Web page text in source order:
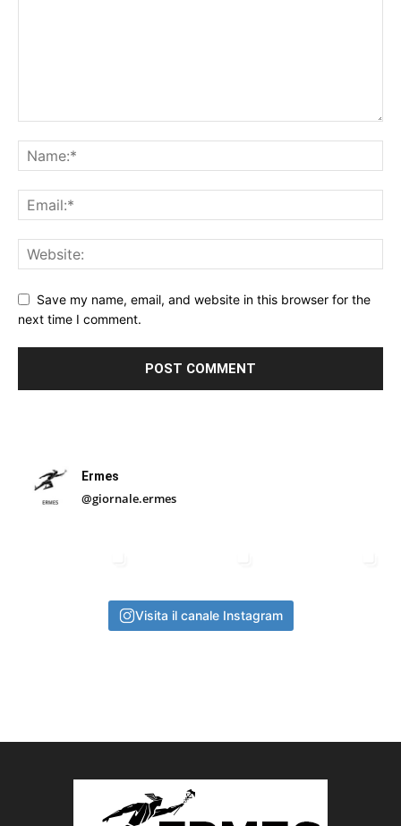
Save my name, email, and website in this browser for the
next time I comment.
Ermes
@giornale.ermes
Visita il canale Instagram